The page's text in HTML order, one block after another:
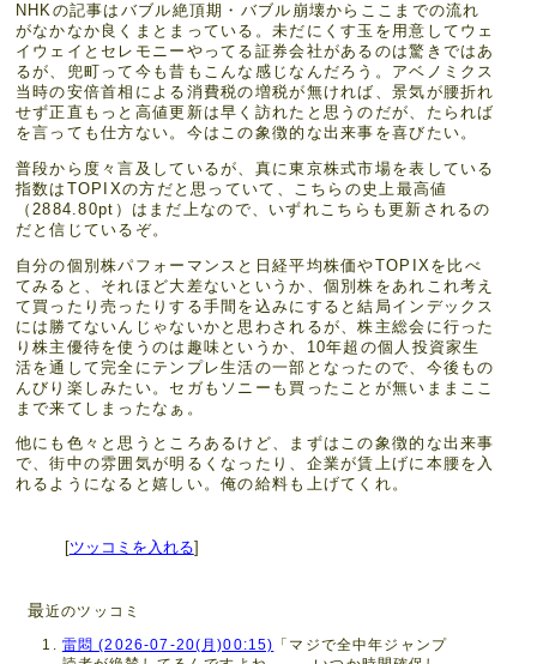
NHKの記事はバブル絶頂期・バブル崩壊からここまでの流れ
がなかなか良くまとまっている。未だにくす玉を用意してウェ
イウェイとセレモニーやってる証券会社があるのは驚きではあ
るが、兜町って今も昔もこんな感じなんだろう。アベノミクス
当時の安倍首相による消費税の増税が無ければ、景気が腰折れ
せず正直もっと高値更新は早く訪れたと思うのだが、たられば
を言っても仕方ない。今はこの象徴的な出来事を喜びたい。
普段から度々言及しているが、真に東京株式市場を表している
指数はTOPIXの方だと思っていて、こちらの史上最高値
（2884.80pt）はまだ上なので、いずれこちらも更新されるの
だと信じているぞ。
自分の個別株パフォーマンスと日経平均株価やTOPIXを比べ
てみると、それほど大差ないというか、個別株をあれこれ考え
て買ったり売ったりする手間を込みにすると結局インデックス
には勝てないんじゃないかと思わされるが、株主総会に行った
り株主優待を使うのは趣味というか、10年超の個人投資家生
活を通して完全にテンプレ生活の一部となったので、今後もの
んびり楽しみたい。セガもソニーも買ったことが無いままここ
まで来てしまったなぁ。
他にも色々と思うところあるけど、まずはこの象徴的な出来事
で、街中の雰囲気が明るくなったり、企業が賃上げに本腰を入
れるようになると嬉しい。俺の給料も上げてくれ。
[ツッコミを入れる]
最近のツッコミ
雷悶 (2026-07-20(月)00:15)
「マジで全中年ジャンプ